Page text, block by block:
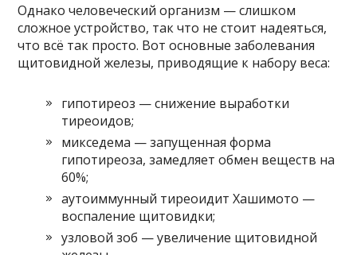
Однако человеческий организм — слишком
сложное устройство, так что не стоит надеяться,
что всё так просто. Вот основные заболевания
щитовидной железы, приводящие к набору веса:
гипотиреоз — снижение выработки
тиреоидов;
микседема — запущенная форма
гипотиреоза, замедляет обмен веществ на
60%;
аутоиммунный тиреоидит Хашимото —
воспаление щитовидки;
узловой зоб — увеличение щитовидной